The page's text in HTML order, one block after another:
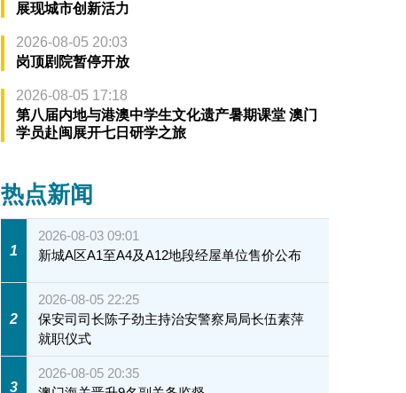
展现城市创新活力
2026-08-05 20:03
岗顶剧院暂停开放
2026-08-05 17:18
第八届内地与港澳中学生文化遗产暑期课堂 澳门
学员赴闽展开七日研学之旅
热点新闻
1
2026-08-03 09:01
新城A区A1至A4及A12地段经屋单位售价公布
2
2026-08-05 22:25
保安司司长陈子劲主持治安警察局局长伍素萍
就职仪式
3
2026-08-05 20:35